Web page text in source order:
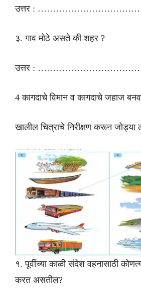
उत्तर :
३. गाव मोठे असते की शहर ?
उत्तर :
4 कागदाचे विमान व कागदाचे जहाज
खालील चित्राचे निरीक्षण करून जोड्या
१. पूर्वीच्या काळी संदेश वहनासाठी
करत असतील?